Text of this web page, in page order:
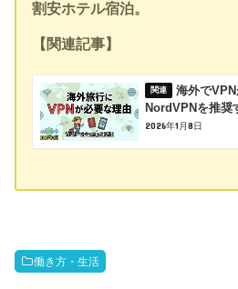
割安ホテル宿泊。
【関連記事】
海外でVPN
NordVPNを推奨
2026年1月8日
働き方・生活